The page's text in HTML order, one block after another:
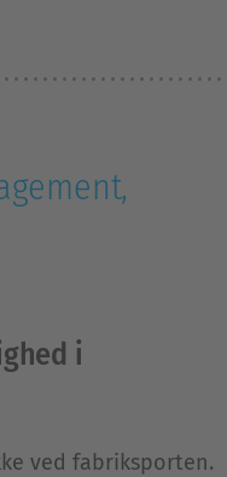
i
ved fabriksporten.